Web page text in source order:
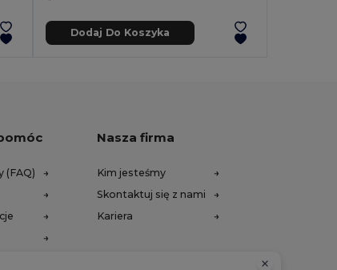
Dodaj Do Koszyka
(FAQ)
Nasza firma
Kim jesteśmy
Skontaktuj się z nami
Kariera